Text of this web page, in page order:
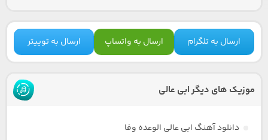
ارسال به تلگرام ارسال به واتساپ ارسال به توییتر
موزیک های دیگر ابی عالی
دانلود آهنگ ابی عالی الوعده وفا